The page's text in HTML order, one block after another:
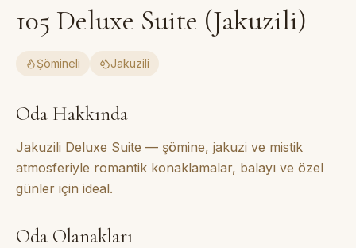
105 Deluxe Suite (Jakuzili)
Şömineli Jakuzili
Oda Hakkında
Jakuzili Deluxe Suite — şömine, jakuzi ve mistik
atmosferiyle romantik konaklamalar, balayı ve özel
günler için ideal.
Oda Olanakları